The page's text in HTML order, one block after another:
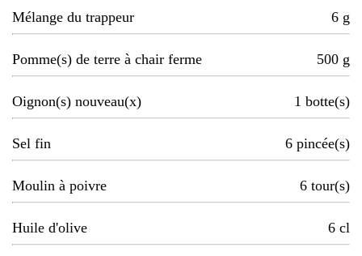
Mélange du trappeur 6 g
Pomme(s) de terre à chair ferme 500 g
Oignon(s) nouveau(x) 1 botte(s)
Sel fin 6 pincée(s)
Moulin à poivre 6 tour(s)
Huile d'olive 6 cl